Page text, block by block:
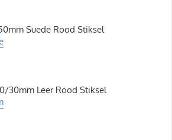
Suede Rood Stiksel
30mm Leer Rood Stiksel